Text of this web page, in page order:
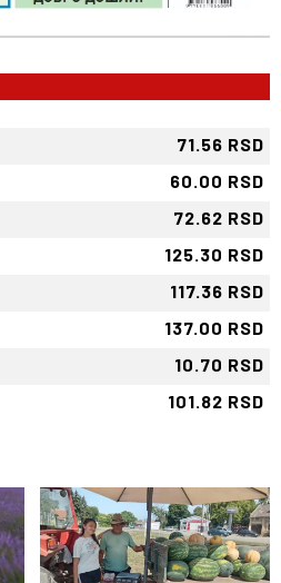
71.56 RSD
60.00 RSD
72.62 RSD
125.30 RSD
117.36 RSD
137.00 RSD
10.70 RSD
101.82 RSD